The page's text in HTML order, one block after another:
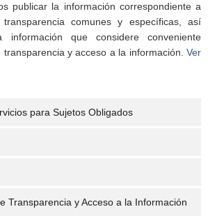
publicar la información correspondiente a
comunes y específicas, así
información que considere conveniente
y acceso a la información. Ver
para Sujetos Obligados
Transparencia y Acceso a la Información